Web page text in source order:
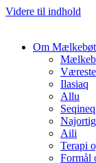
Videre til indhold
Om
Ilasiaq
Allu
Aili
Terapi
Formål